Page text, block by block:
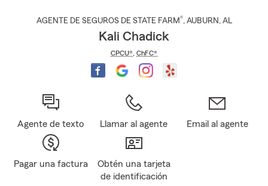
AGENTE DE SEGUROS DE STATE FARM®, AUBURN , AL
Kali Chadick
CPCU® ChFC®
Agente de texto Llamar al agente Email al agente
Pagar una factura
Obtén una tarjeta
de identificación